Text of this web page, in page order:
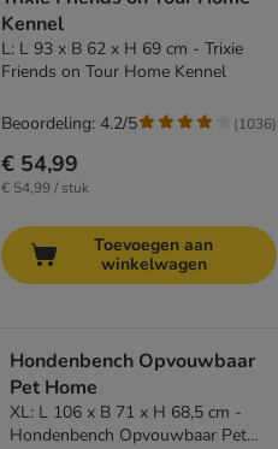
Kennel
L: L 93 x B 62 x H 69 cm - Trixie
Friends on Tour Home Kennel
€ 54,99
€ 54,99 / stuk
Beoordeling: 4.2/5 (1036)
Toevoegen aan
winkelwagen
Hondenbench Opvouwbaar
Pet Home
XL: L 106 x B 71 x H 68,5 cm -
Hondenbench Opvouwbaar Pet